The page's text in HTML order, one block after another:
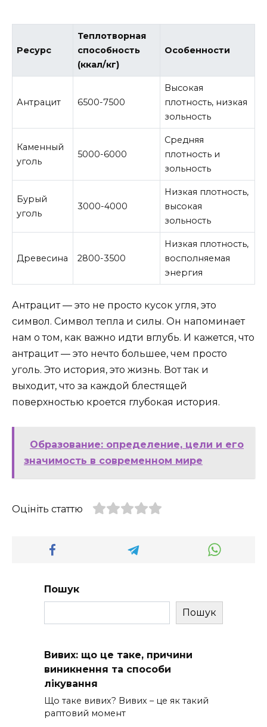
Ресурс
Теплотворная
способность
(ккал/кг)
Особенности
Антрацит 6500-7500
Высокая
плотность, низкая
зольность
Каменный
уголь
5000-6000
Средняя
плотность и
зольность
Бурый
уголь
3000-4000
Низкая плотность,
высокая
зольность
Древесина 2800-3500
Низкая плотность,
восполняемая
энергия
Антрацит — это не просто кусок угля, это
символ. Символ тепла и силы. Он напоминает
нам о том, как важно идти вглубь. И кажется, что
антрацит — это нечто большее, чем просто
уголь. Это история, это жизнь. Вот так и
выходит, что за каждой блестящей
поверхностью кроется глубокая история.
Образование: определение, цели и его
значимость в современном мире
Оцініть статтю
Пошук
Пошук
Вивих: що це таке, причини
виникнення та способи
лікування
Що таке вивих? Вивих – це як такий
раптовий момент